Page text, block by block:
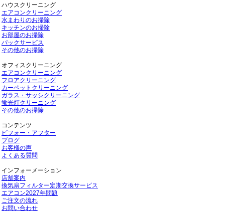
ハウスクリーニング
エアコンクリーニング
水まわりのお掃除
キッチンのお掃除
お部屋のお掃除
パックサービス
その他のお掃除
オフィスクリーニング
エアコンクリーニング
フロアクリーニング
カーペットクリーニング
ガラス・サッシクリーニング
蛍光灯クリーニング
その他のお掃除
コンテンツ
ビフォー・アフター
ブログ
お客様の声
よくある質問
インフォーメーション
店舗案内
換気扇フィルター定期交換サービス
エアコン2027年問題
ご注文の流れ
お問い合わせ